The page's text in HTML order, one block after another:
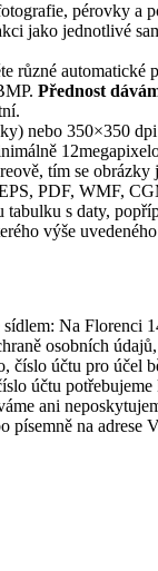
pérovky a
jako jednotlivé
různé automatické
Přednost
nebo 350×350
tím se obrázky
PDF, WMF,
s daty,
výše
Na Florenci
osobních
účtu pro
účtu
ani
písemně na adrese